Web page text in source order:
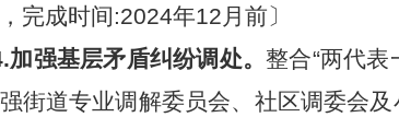
完成时间:2024年12月前〕
加强基层矛盾纠纷调处。整合“两代表
街道专业调解委员会、社区调委会